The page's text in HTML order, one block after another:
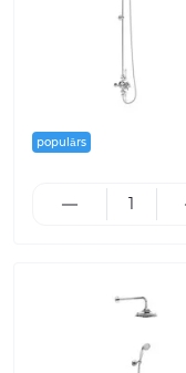
populārs